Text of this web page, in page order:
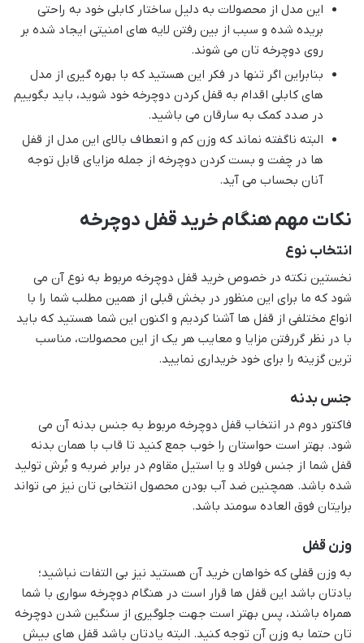
این مدل از محصولات به دلیل ساختار کابلی خود به راحتی
بریده شده و سبب از بین رفتن لایه های امنیتی ایجاد شده بر
روی دوچرخه تان می شوند.
بنابراین اگر تنها در فکر این هستید که با بهره گیری از مدل
های کابلی اقدام به قفل کردن دوچرخه خود شوید، باید بگوییم
در صدد کمک به سارقان می باشید.
البته ناگفته نماند که وزن کم و انعطاف بالای این مدل از قفل
ها در چفت و بست کردن دوچرخه از جمله مزایای قابل توجه
آنان بحساب می آید.
نکات مهم هنگام خرید قفل دوچرخه
انتخاب نوع
نخستین نکته در خصوص خرید قفل دوچرخه مربوط به نوع آن می
شود که ما برای این منظور در بخش قبلی از همین مطلب شما را با
انواع مختلفی از قفل ها آشنا کردیم و اکنون این شما هستید که باید
با در نظر گررفتن مزایا و معایب هر یک از این محصولات، مناسب
ترین گزینه را برای خود خریداری نمایید.
جنس بدنه
فاکتور دوم در انتخاب قفل دوچرخه مربوط به جنس بدنه آن می
شود. بهتر است حواستان را خوب جمع کنید تا قاب با همان بدنه
قفل شما از جنس فولاد و یا استیل مقاوم در برابر ضربه و بُرش تولید
شده باشد. همچنین ضد آب بودن محصول انتخابی تان نیز می تواند
برایتان فوق العاده سومند باشد.
وزن قفل
به وزن قفلی که خواهان خرید آن هستید نیز بی التفات نباشید؛
یادتان باشد این قفل ها قرار است در هنگام دوچرخه سواری با شما
همراه باشند، پس بهتر است جهت جلوگیری از سنگین شدن دوچرخه
تان حتما به وزن آن توجه کنید. البته یادتان باشد قفل های بیش